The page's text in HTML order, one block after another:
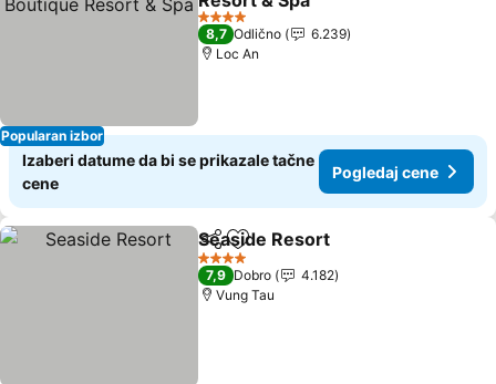
Popularan izbor
4 Zvezdice
8,7 Odlično
6.239
Loc An
Izaberi datume da bi se prikazale tačne
cene
Pogledaj cene
Deli Dodati u favorite
Seaside Resort
4 Zvezdice
7,9 Dobro
4.182
Vung Tau